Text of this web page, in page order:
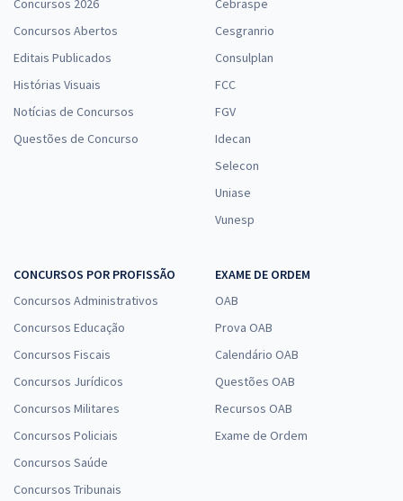
à vista
R$25,52
Concursos 2026
Concursos Abertos
Editais Publicados
Histórias Visuais
Notícias de Concursos
Questões de Concurso
Cebraspe
Cesgranrio
Consulplan
FCC
FGV
Idecan
Selecon
Uniase
Vunesp
CONCURSOS POR PROFISSÃO
Concursos Administrativos
Concursos Educação
Concursos Fiscais
Concursos Jurídicos
Concursos Militares
Concursos Policiais
Concursos Saúde
Concursos Tribunais
EXAME DE ORDEM
OAB
Prova OAB
Calendário OAB
Questões OAB
Recursos OAB
Exame de Ordem